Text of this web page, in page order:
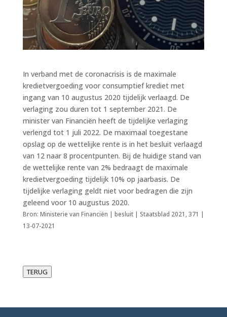
In verband met de coronacrisis is de maximale
kredietvergoeding voor consumptief krediet met
ingang van 10 augustus 2020 tijdelijk verlaagd. De
verlaging zou duren tot 1 september 2021. De
minister van Financiën heeft de tijdelijke verlaging
verlengd tot 1 juli 2022. De maximaal toegestane
opslag op de wettelijke rente is in het besluit verlaagd
van 12 naar 8 procentpunten. Bij de huidige stand van
de wettelijke rente van 2% bedraagt de maximale
kredietvergoeding tijdelijk 10% op jaarbasis. De
tijdelijke verlaging geldt niet voor bedragen die zijn
geleend voor 10 augustus 2020.
Bron: Ministerie van Financiën | besluit | Staatsblad 2021, 371 |
13-07-2021
TERUG